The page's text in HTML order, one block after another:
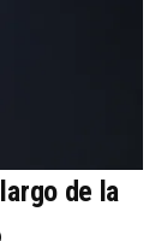
de la